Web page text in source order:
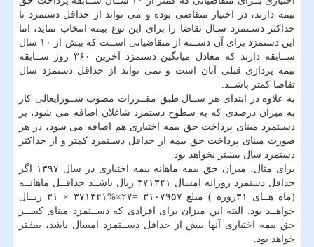
بیمه دارند، در اختیار متقاضی بوده و می تواند از حداقل دستمزد تا
حداكثر دسـتمزد سـال تقاضا را برای این نوع بیمه انتخاب نماید، اما
این دستمزد برای آن دســته از متقاضیانی اســت كه بیش از ۱۰ سال
ســابقه دارند كه معادل میانگین دستمزد آخرین ۳۶۰ روز ســابقه
بیمه پردازی قبلی آنان است و نمی تواند از حداقل دستمزد سال
تقاضا كمتر باشــد.
به علاوه در ابتدای هر ســال طبق مقــررات مصوب شــورایعالی كار
به میزان درصدی كه به سطوح دستمزد شاغلان اضافه می شود، بر
دسـتمزد مبنای پرداخت حق بیمه اختیاری هم اضافه می شود، در هر
صورت مبنای پرداخت حق بیمه از حداقل دسـتمزد كمتر و از حداكثر
دستمزد سال بیشتر نخواهد بود.
برای مثال، میزان حق بیمه ماهانه بیمه اختیاری در سال ۱۳۹۷ اگر
حداقل دستمزد روزانه امسال ۳۷۱۳۲۱ ریال باشــد حداقــل ماهانــه
(ماه هــای ۳۱روزه ) مبلغ ۳۱۰۷۹۵۷ =۲۷×%۳۷۱۳۲۱ × ۳۱ ریــال
خواهــد بود. البته این میزان برای افرادی كه دســتمزد مبنای كســر
حق بیمه اختیاری آنها بیش از حداقل دســتمزد امسال باشد، بیشتر
خواهد بود.